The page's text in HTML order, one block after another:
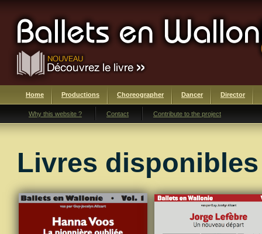
Home Productions Choreographer Dancer Director
Why this website ? Contact Contribute to the project
Livres disponibles